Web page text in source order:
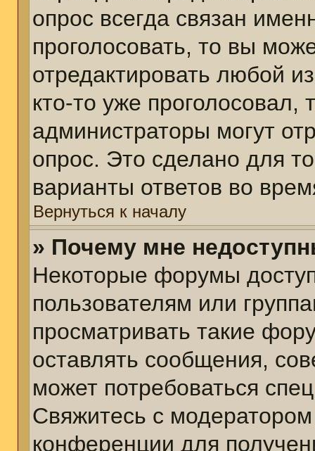
опрос всегда связан
проголосовать, то вы
отредактировать любой
кто-то уже
администраторы могут
опрос. Это сделано для
варианты ответов во
Вернуться к началу
» Почему мне
Некоторые форумы
пользователям или
просматривать такие
оставлять сообщения,
может потребоваться
Свяжитесь с
конференции для